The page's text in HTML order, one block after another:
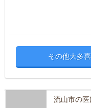
その他大多
流山市の医